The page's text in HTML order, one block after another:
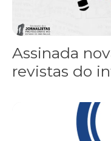
Assinada
revistas do
Sindicato leva